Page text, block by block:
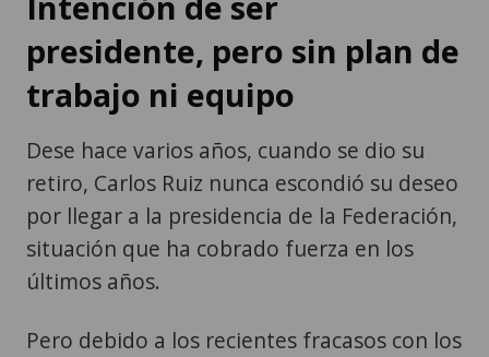
presidente, pero sin plan de
trabajo ni equipo
Dese hace varios años, cuando se dio su
retiro, Carlos Ruiz nunca escondió su deseo
por llegar a la presidencia de la Federación,
situación que ha cobrado fuerza en los
últimos años.
Pero debido a los recientes fracasos con los